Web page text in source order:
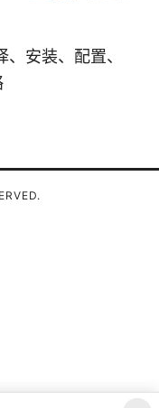
安装、配置、